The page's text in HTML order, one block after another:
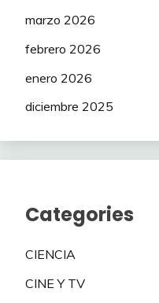
marzo 2026
febrero 2026
enero 2026
diciembre 2025
Categories
CIENCIA
CINE Y TV